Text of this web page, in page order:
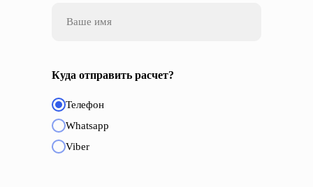
Куда отправить расчет?
Телефон
Whatsapp
Viber